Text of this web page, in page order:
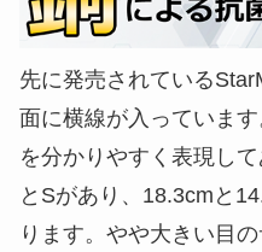
先に発売されている
面に横線が入っていま
を分かりやすく表現し
とSがあり、18.3cmと
ります。やや大きい目